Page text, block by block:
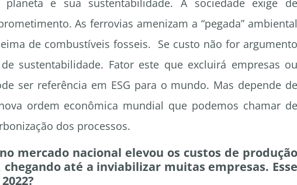
e sua sustentabilidade. A sociedade exige de
As ferrovias amenizam a “pegada” ambiental
de combustíveis fosseis. Se custo não for argumento
sustentabilidade. Fator este que excluirá empresas ou
ser referência em ESG para o mundo. Mas depende de
ordem econômica mundial que podemos chamar de
dos processos.
mercado nacional elevou os custos de produção
até a inviabilizar muitas empresas. Esse